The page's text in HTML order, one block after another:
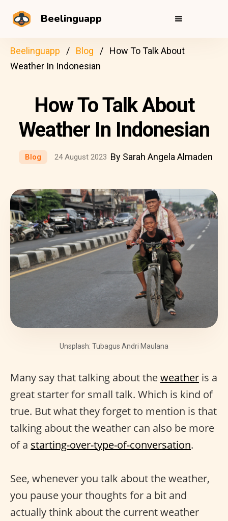
Beelinguapp
Beelinguapp Blog
How To Talk About
Weather In Indonesian
How To Talk About
Weather In Indonesian
Blog 24 August 2023 By Sarah Angela Almaden
Unsplash: Tubagus Andri Maulana
Many say that talking about theweather is a
great starter for small talk. Which is kind of
true. But what they forget to mention is that
talking about the weather can also be more
of a starting-over-type-of-conversation.
See, whenever you talk about the weather,
you pause your thoughts for a bit and
actually think about the current weather